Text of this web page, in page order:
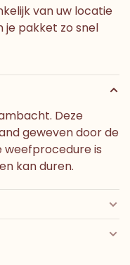
van uw locatie
je pakket zo snel
Deze
geweven door de
weefprocedure is
kan duren.